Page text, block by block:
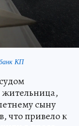
КП
жительница,
сыну
что привело к